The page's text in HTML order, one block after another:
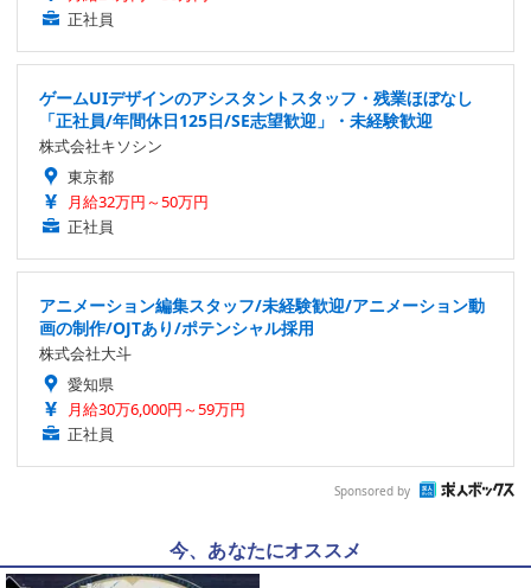
正社員
ゲームUIデザインのアシスタントスタッフ・残業ほぼなし
「正社員/年間休日125日/SE志望歓迎」・未経験歓迎
株式会社キソシン
東京都
月給32万円～50万円
正社員
アニメーション編集スタッフ/未経験歓迎/アニメーション動
画の制作/OJTあり/ポテンシャル採用
株式会社大斗
愛知県
月給30万6,000円～59万円
正社員
Sponsored by
今、あなたにオススメ